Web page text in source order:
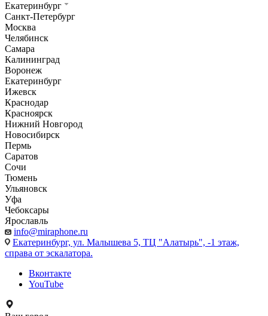
Екатеринбург
Санкт-Петербург
Москва
Челябинск
Самара
Калининград
Воронеж
Екатеринбург
Ижевск
Краснодар
Красноярск
Нижний Новгород
Новосибирск
Пермь
Саратов
Сочи
Тюмень
Ульяновск
Уфа
Чебоксары
Ярославль
info@miraphone.ru
Екатеринбург, ул. Малышева 5, ТЦ "Алатырь", -1 этаж,
справа от эскалатора.
Вконтакте
YouTube